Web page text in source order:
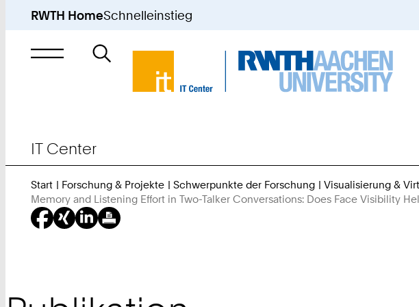
RWTH HomeSchnelleinstieg
Suche
nach
IT Center
Start Forschung & Projekte Schwerpunkte der Forschung Visualisierung &
Memory and Listening Effort in Two-Talker Conversations: Does Face Visibility